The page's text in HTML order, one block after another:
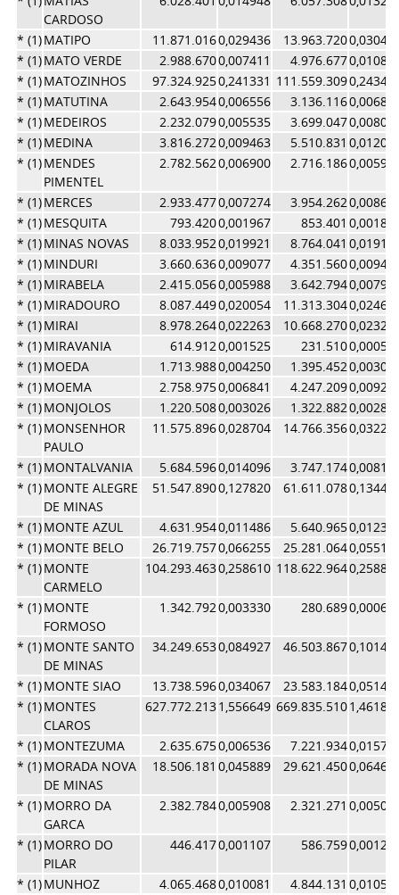
CARDOSO
* (1)MATIPO 11.871.0160,029436 13.963.720
* (1)MATO VERDE 2.988.6700,007411 4.976.677
* (1)MATOZINHOS 97.324.9250,241331 111.559.309
* (1)MATUTINA 2.643.9540,006556 3.136.116
* (1)MEDEIROS 2.232.0790,005535 3.699.047
* (1)MEDINA 3.816.2720,009463 5.510.831
* (1)MENDES
PIMENTEL
2.782.5620,006900 2.716.186
* (1)MERCES 2.933.4770,007274 3.954.262
* (1)MESQUITA 793.4200,001967 853.401
* (1)MINAS NOVAS 8.033.9520,019921 8.764.041
* (1)MINDURI 3.660.6360,009077 4.351.560
* (1)MIRABELA 2.415.0560,005988 3.642.794
* (1)MIRADOURO 8.087.4490,020054 11.313.304
* (1)MIRAI 8.978.2640,022263 10.668.270
* (1)MIRAVANIA 614.9120,001525 231.510
* (1)MOEDA 1.713.9880,004250 1.395.452
* (1)MOEMA 2.758.9750,006841 4.247.209
* (1)MONJOLOS 1.220.5080,003026 1.322.882
* (1)MONSENHOR
PAULO
11.575.8960,028704 14.766.356
* (1)MONTALVANIA 5.684.5960,014096 3.747.174
* (1)MONTE ALEGRE
DE MINAS
51.547.8900,127820 61.611.078
* (1)MONTE AZUL 4.631.9540,011486 5.640.965
* (1)MONTE BELO 26.719.7570,066255 25.281.064
* (1)MONTE
CARMELO
104.293.4630,258610 118.622.964
* (1)MONTE
FORMOSO
1.342.7920,003330 280.689
* (1)MONTE SANTO
DE MINAS
34.249.6530,084927 46.503.867
* (1)MONTE SIAO 13.738.5960,034067 23.583.184
* (1)MONTES
CLAROS
627.772.2131,556649 669.835.510
* (1)MONTEZUMA 2.635.6750,006536 7.221.934
* (1)MORADA NOVA
DE MINAS
18.506.181 0,045889 29.621.450
* (1)MORRO DA
GARCA
2.382.7840,005908 2.321.271
* (1)MORRO DO
PILAR
446.4170,001107 586.759
* (1)MUNHOZ 4.065.4680,010081 4.844.131